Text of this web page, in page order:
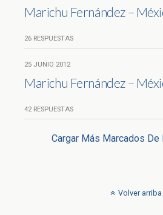
Marichu Fernández –
26 RESPUESTAS
25 JUNIO 2012
Marichu Fernández –
42 RESPUESTAS
Cargar Más Marcados De
Volver arriba